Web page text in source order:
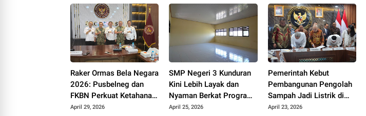
Raker Ormas Bela Negara
2026: Pusbelneg dan
FKBN Perkuat Ketahanan
Pangan Nasional
April 29, 2026
SMP Negeri 3 Kunduran
Kini Lebih Layak dan
Nyaman Berkat Program
Revitalisasi Sekolah dari
April 25, 2026
Pemerintah Kebut
Pembangunan Pengolah
Sampah Jadi Listrik di
Bekasi, Bogor, hingga
April 23, 2026